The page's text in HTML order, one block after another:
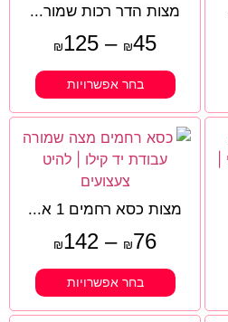
מצות הדר רכות שמור...
₪45
–
₪125
בחר אפשרויות
מצות כסא רחמים 1 א...
₪76
–
₪142
בחר אפשרויות